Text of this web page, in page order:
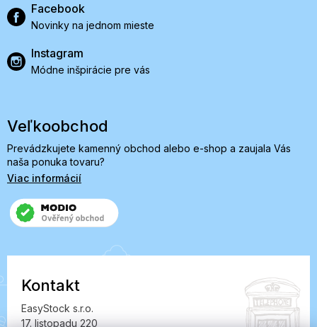
Facebook
Novinky na jednom mieste
Instagram
Módne inšpirácie pre vás
Veľkoobchod
Prevádzkujete kamenný obchod alebo e-shop a zaujala Vás
naša ponuka tovaru?
Viac informácií
Kontakt
EasyStock s.r.o.
17. listopadu 220